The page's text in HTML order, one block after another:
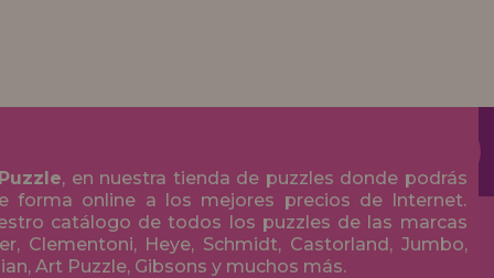
, en nuestra tienda de puzzles donde podrás
forma online a los mejores precios de Internet.
catálogo de todos los puzzles de las marcas
Clementoni, Heye, Schmidt, Castorland, Jumbo,
Art Puzzle, Gibsons y muchos más.